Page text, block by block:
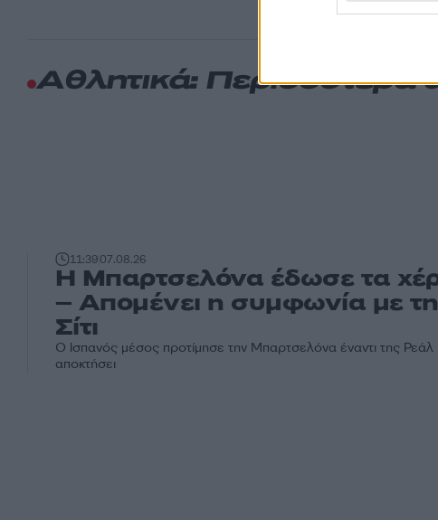
Αθλητικά: Περισσότερα
11:3907.08.26
Η Μπαρτσελόνα έδωσε τα
– Απομένει η συμφωνία με
Σίτι
Ο Ισπανός μέσος προτίμησε την Μπαρτσελόνα έναντι της Ρεάλ
αποκτήσει